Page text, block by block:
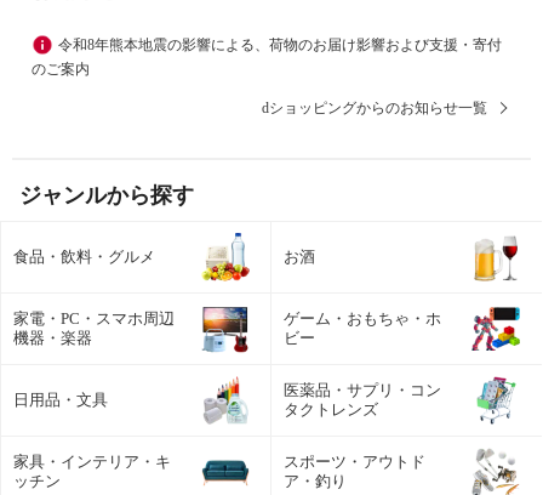
令和8年熊本地震の影響による、荷物のお届け影響および支援・寄付
のご案内
dショッピングからのお知らせ一覧
ジャンルから探す
食品・飲料・グルメ お酒
家電・PC・スマホ周辺
機器・楽器
ゲーム・おもちゃ・ホ
ビー
日用品・文具
医薬品・サプリ・コン
タクトレンズ
家具・インテリア・キ
ッチン
スポーツ・アウトド
ア・釣り